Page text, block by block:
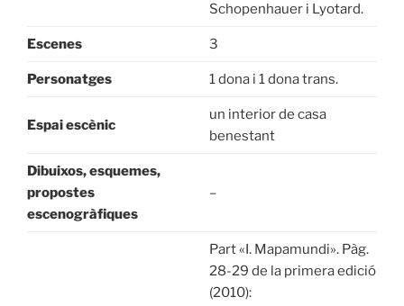
Schopenhauer i Lyotard.
Escenes 3
Personatges 1 dona i 1 dona trans.
Espai escènic
un interior de casa
benestant
Dibuixos, esquemes,
propostes
escenogràfiques
–
Part «I. Mapamundi». Pàg.
28-29 de la primera edició
(2010):